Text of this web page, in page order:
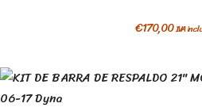
€170,00IVA